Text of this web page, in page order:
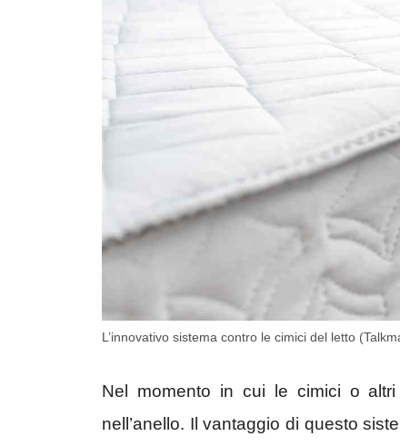
L’innovativo sistema contro le cimici del letto
Nel momento in cui le cimici o altri
nell’anello. Il vantaggio di questo